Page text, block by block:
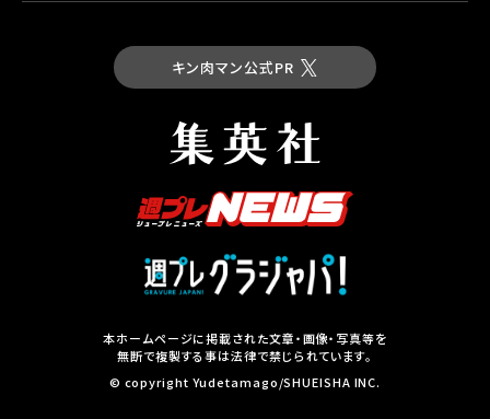
キン肉マン 第93巻
集英社の本
その他コミックスはこちら
キン肉マン公式PR
本ホームページに掲載された文章・画像・写真等を
無断で複製する事は法律で禁じられています。
© copyright Yudetamago/SHUEISHA INC.